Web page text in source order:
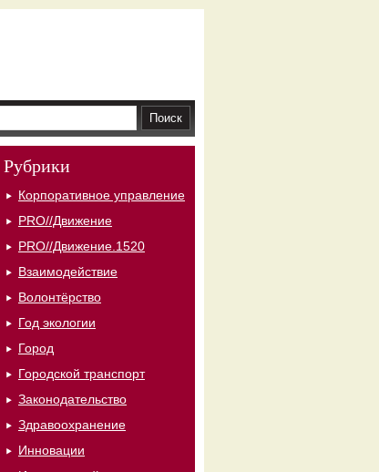
Рубрики
Корпоративное управление
PRO//Движение
PRO//Движение.1520
Взаимодействие
Волонтёрство
Год экологии
Город
Городской транспорт
Законодательство
Здравоохранение
Инновации